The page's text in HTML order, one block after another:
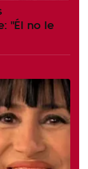
"Él no le